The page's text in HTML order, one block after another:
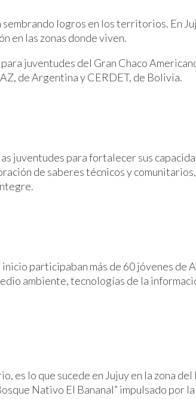
logros en los territorios. En
en las zonas donde viven.
juventudes del Gran Chaco
de Argentina y CERDET, de Bolivia.
juventudes para fortalecer sus
de saberes técnicos y
participaban más de 60 jóvenes de
ambiente, tecnologías de la
lo que sucede en Jujuy en la zona
Nativo El Bananal” impulsado por